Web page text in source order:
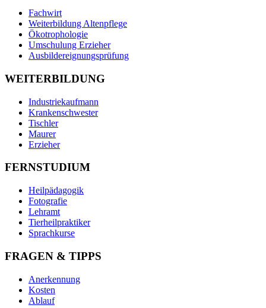
Fachwirt
Weiterbildung Altenpflege
Ökotrophologie
Umschulung Erzieher
Ausbildereignungsprüfung
WEITERBILDUNG
Industriekaufmann
Krankenschwester
Tischler
Maurer
Erzieher
FERNSTUDIUM
Heilpädagogik
Fotografie
Lehramt
Tierheilpraktiker
Sprachkurse
FRAGEN & TIPPS
Anerkennung
Kosten
Ablauf